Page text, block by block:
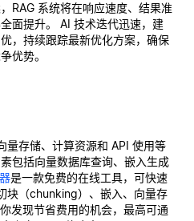
RAG 系统将在响应速度、结果准
面提升。 AI 技术迭代迅速，建
，持续跟踪最新优化方案，确保
优势。
量存储、计算资源和 API 使用等
包括向量数据库查询、嵌入生成
是一款免费的在线工具，可快速
块（chunking）、嵌入、向量存
发现节省费用的机会，最高可通